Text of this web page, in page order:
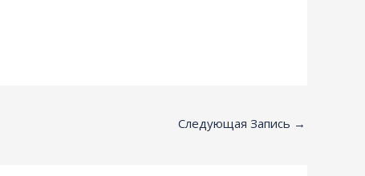
Следующая Запись →